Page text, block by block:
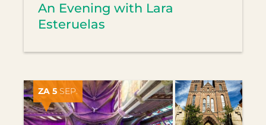
An Evening with Lara
Esteruelas
ZA 5 SEP.